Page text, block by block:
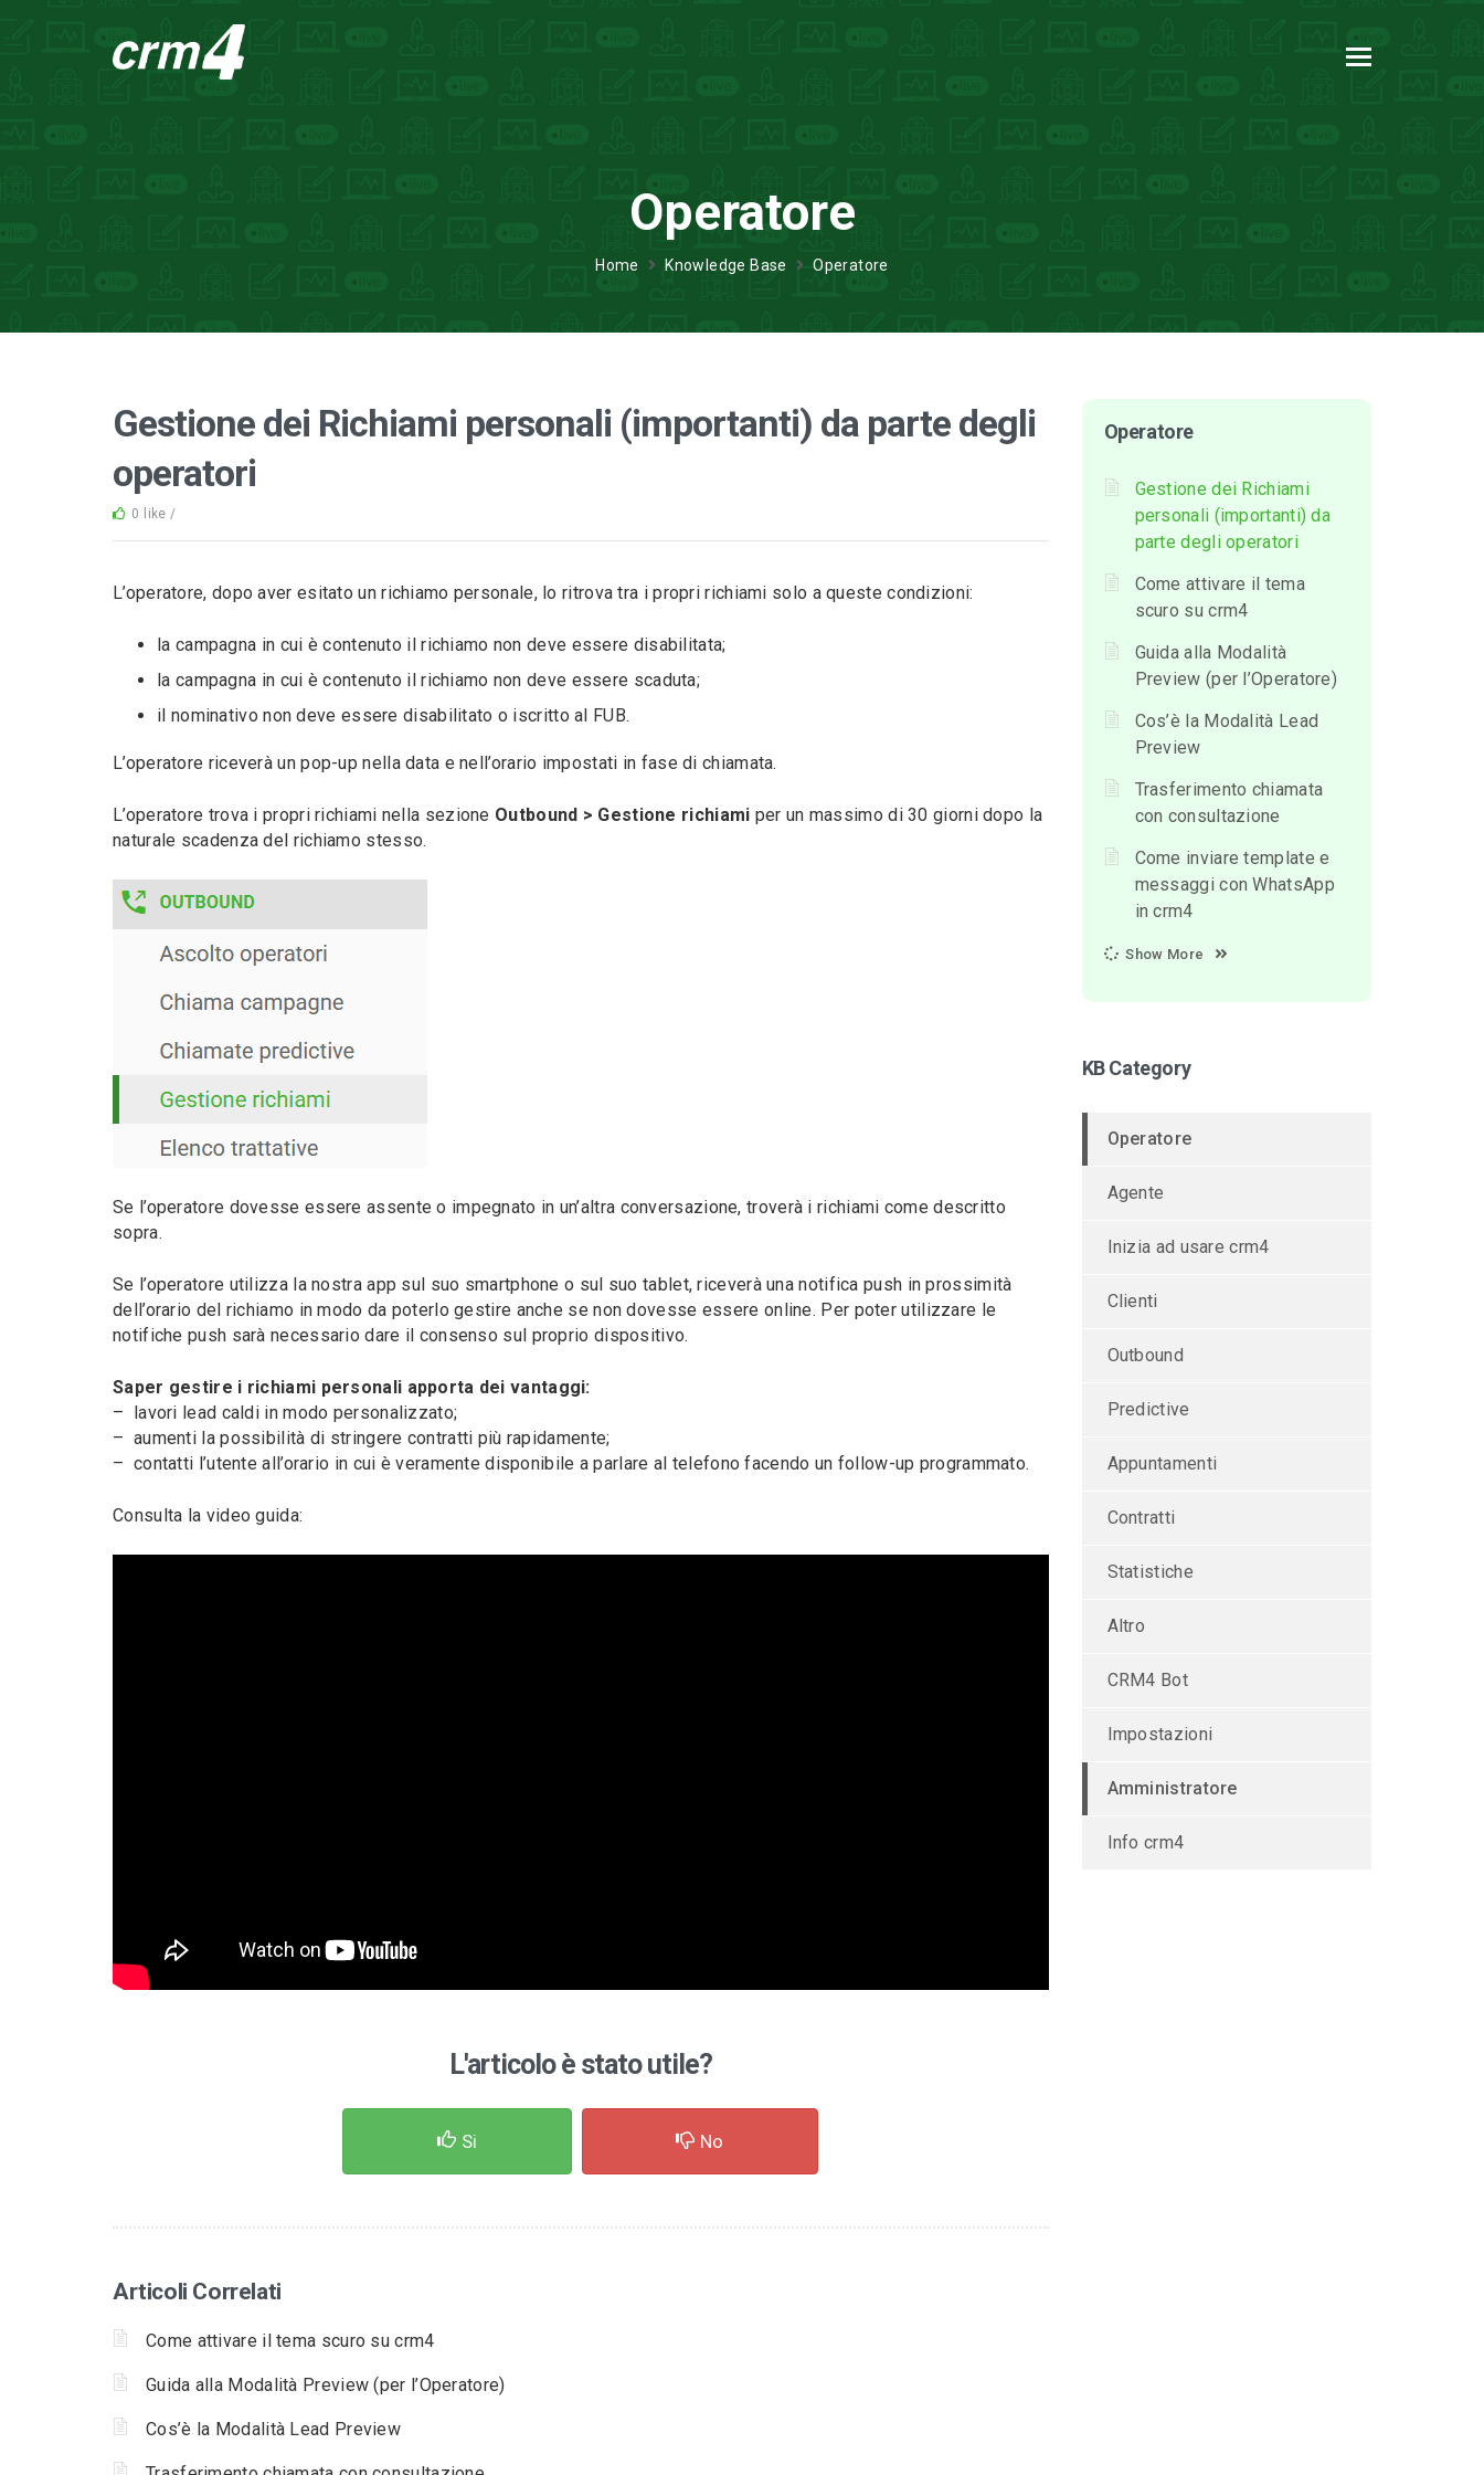
Operatore
Home Knowledge Base Operatore
Gestione dei Richiami personali (importanti) da parte degli
operatori
0 like /
L’operatore, dopo aver esitato un richiamo personale, lo ritrova tra i propri richiami solo a queste condizioni:
la campagna in cui è contenuto il richiamo non deve essere disabilitata;
la campagna in cui è contenuto il richiamo non deve essere scaduta;
il nominativo non deve essere disabilitato o iscritto al FUB.
L’operatore riceverà un pop-up nella data e nell’orario impostati in fase di chiamata.
L’operatore trova i propri richiami nella sezione Outbound > Gestione richiami per un massimo di 30 giorni dopo la
naturale scadenza del richiamo stesso.
Se l’operatore dovesse essere assente o impegnato in un’altra conversazione, troverà i richiami come descritto
sopra.
Se l’operatore utilizza la nostra app sul suo smartphone o sul suo tablet, riceverà una notifica push in prossimità
dell’orario del richiamo in modo da poterlo gestire anche se non dovesse essere online. Per poter utilizzare le
notifiche push sarà necessario dare il consenso sul proprio dispositivo.
Saper gestire i richiami personali apporta dei vantaggi:
– lavori lead caldi in modo personalizzato;
– aumenti la possibilità di stringere contratti più rapidamente;
– contatti l’utente all’orario in cui è veramente disponibile a parlare al telefono facendo un follow-up programmato.
Consulta la video guida:
L'articolo è stato utile?
Si No
Articoli Correlati
Come attivare il tema scuro su crm4
Guida alla Modalità Preview (per l’Operatore)
Cos’è la Modalità Lead Preview
Operatore
Gestione dei Richiami
personali (importanti) da
parte degli operatori
Come attivare il tema
scuro su crm4
Guida alla Modalità
Preview (per l’Operatore)
Cos’è la Modalità Lead
Preview
Trasferimento chiamata
con consultazione
Come inviare template e
messaggi con WhatsApp
in crm4
Show More
KB Category
Operatore
Agente
Inizia ad usare crm4
Clienti
Outbound
Predictive
Appuntamenti
Contratti
Statistiche
Altro
CRM4 Bot
Impostazioni
Amministratore
Info crm4